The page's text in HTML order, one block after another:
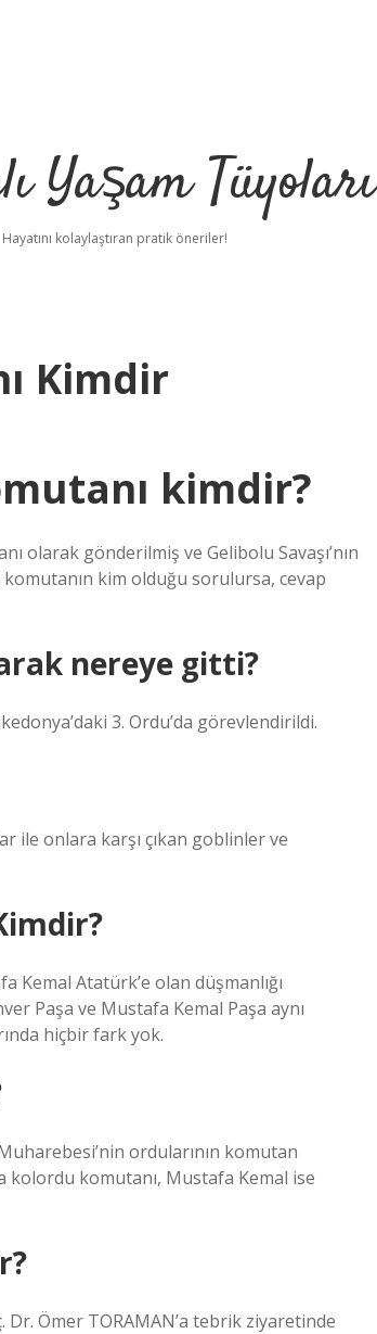
Yaşam Tüyoları
Hayatını kolaylaştıran pratik öneriler!
Kimdir
kimdir?
olarak gönderilmiş ve Gelibolu Savaşı’nın
komutanın kim olduğu sorulursa, cevap
nereye gitti?
3. Ordu’da görevlendirildi.
ile onlara karşı çıkan goblinler ve
Kemal Atatürk’e olan düşmanlığı
Paşa ve Mustafa Kemal Paşa aynı
hiçbir fark yok.
ordularının komutan
kolordu komutanı, Mustafa Kemal ise
Ömer TORAMAN’a tebrik ziyaretinde